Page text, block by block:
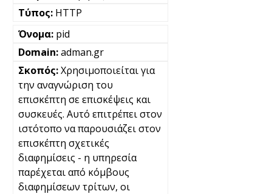
HTTP
pid
adman.gr
Χρησιμοποιείται για
την αναγνώριση του
επισκέπτη σε επισκέψεις και
συσκευές. Αυτό επιτρέπει στον
ιστότοπο να παρουσιάζει στον
επισκέπτη σχετικές
διαφημίσεις - η υπηρεσία
παρέχεται από κόμβους
διαφημίσεων τρίτων, οι